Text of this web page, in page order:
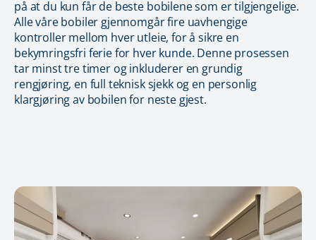
på at du kun får de beste bobilene som er tilgjengelige.
Alle våre bobiler gjennomgår fire uavhengige
kontroller mellom hver utleie, for å sikre en
bekymringsfri ferie for hver kunde. Denne prosessen
tar minst tre timer og inkluderer en grundig
rengjøring, en full teknisk sjekk og en personlig
klargjøring av bobilen for neste gjest.